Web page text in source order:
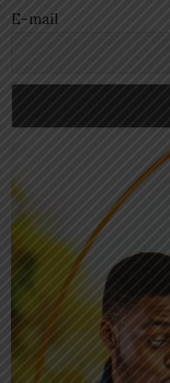
E-mail